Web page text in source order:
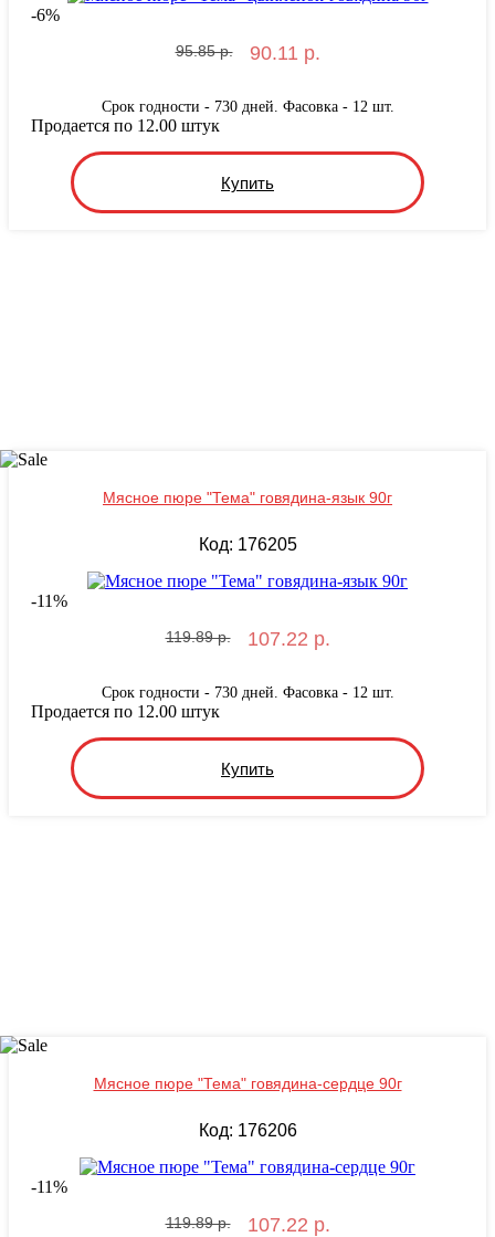
-6%
95.85 р. 90.11 р.
Срок годности - 730 дней. Фасовка - 12 шт.
Купить
Продается по 12.00 штук
Мясное пюре "Тема" говядина-язык 90г
Код: 176205
-11%
119.89 р. 107.22 р.
Срок годности - 730 дней. Фасовка - 12 шт.
Купить
Продается по 12.00 штук
Мясное пюре "Тема" говядина-сердце 90г
Код: 176206
-11%
119.89 р. 107.22 р.